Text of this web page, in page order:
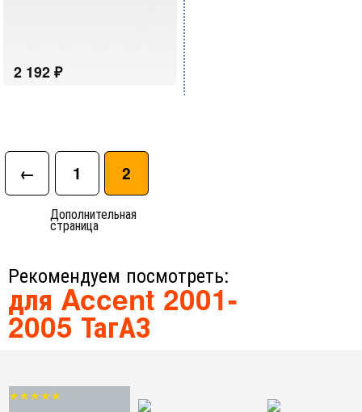
← 1 2
Дополнительная
страница
Рекомендуем посмотреть:
для Accent 2001-
2005 ТагАЗ
★★★★★